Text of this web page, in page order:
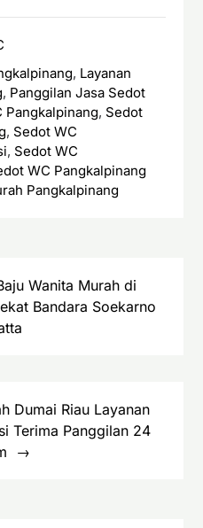
, Layanan
, Panggilan Jasa Sedot
Pangkalpinang, Sedot
, Sedot WC
, Sedot WC
WC Pangkalpinang
Pangkalpinang
Wanita Murah di
Bandara Soekarno
Dumai Riau Layanan
Terima Panggilan 24